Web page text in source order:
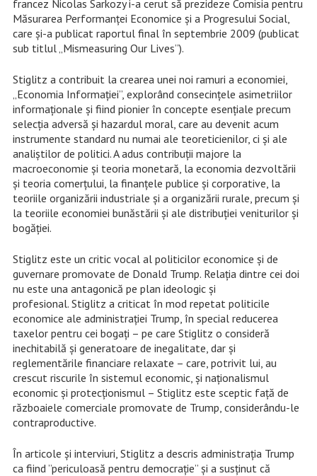
francez Nicolas Sarkozy i-a cerut să prezideze Comisia pentru
Măsurarea Performanței Economice și a Progresului Social,
care și-a publicat raportul final în septembrie 2009 (publicat
sub titlul „Mismeasuring Our Lives”).
Stiglitz a contribuit la crearea unei noi ramuri a economiei,
„Economia Informației”, explorând consecințele asimetriilor
informaționale și fiind pionier în concepte esențiale precum
selecția adversă și hazardul moral, care au devenit acum
instrumente standard nu numai ale teoreticienilor, ci și ale
analiștilor de politici. A adus contribuții majore la
macroeconomie și teoria monetară, la economia dezvoltării
și teoria comerțului, la finanțele publice și corporative, la
teoriile organizării industriale și a organizării rurale, precum și
la teoriile economiei bunăstării și ale distribuției veniturilor și
bogăției.
Stiglitz este un critic vocal al politicilor economice și de
guvernare promovate de Donald Trump. Relația dintre cei doi
nu este una antagonică pe plan ideologic și
profesional. Stiglitz a criticat în mod repetat politicile
economice ale administrației Trump, în special reducerea
taxelor pentru cei bogați – pe care Stiglitz o consideră
inechitabilă și generatoare de inegalitate, dar și
reglementările financiare relaxate – care, potrivit lui, au
crescut riscurile în sistemul economic, și naționalismul
economic și protecționismul – Stiglitz este sceptic față de
războaiele comerciale promovate de Trump, considerându-le
contraproductive.
În articole și interviuri, Stiglitz a descris administrația Trump
ca fiind ”periculoasă pentru democrație” și a susținut că